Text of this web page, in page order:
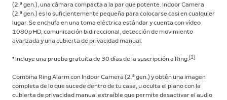
(2.ª gen.), una cámara compacta a la par que potente. Indoor Camera
(2.ª gen.) es lo suficientemente pequeña para colocarse casi en cualquier
lugar. Se enchufa en una toma eléctrica estándar y cuenta con vídeo
1080p HD, comunicación bidireccional, detección de movimiento
avanzada y una cubierta de privacidad manual.
* Incluye una prueba gratuita de 30 días de la suscripción a Ring.[1]
Combina Ring Alarm con Indoor Camera (2.ª gen.) y obtén una imagen
completa de lo que sucede dentro de tu casa, u oculta el plano con la
cubierta de privacidad manual extraíble que permite desactivar el audio